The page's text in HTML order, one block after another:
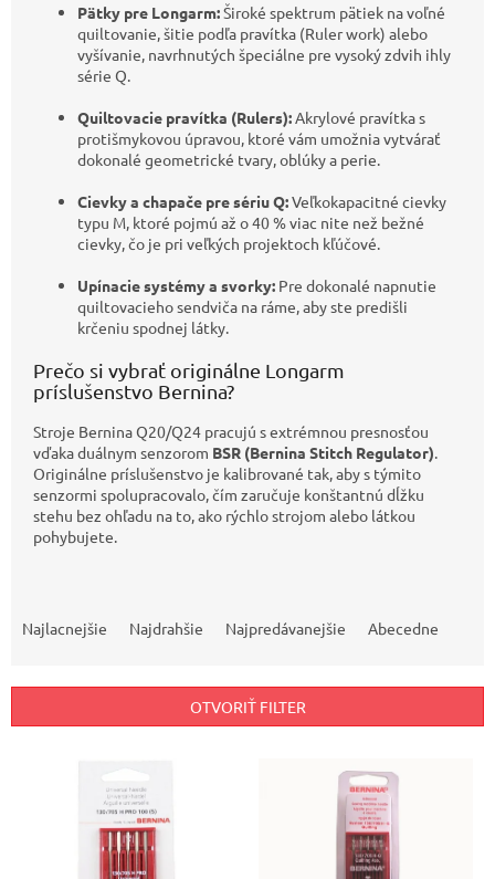
Pätky pre Longarm:Široké spektrum pätiek na voľné
quiltovanie, šitie podľa pravítka (Ruler work) alebo
vyšívanie, navrhnutých špeciálne pre vysoký zdvih ihly
série Q.
Quiltovacie pravítka (Rulers):Akrylové pravítka s
protišmykovou úpravou, ktoré vám umožnia vytvárať
dokonalé geometrické tvary, oblúky a perie.
Cievky a chapače pre sériu Q:Veľkokapacitné cievky
typu M, ktoré pojmú až o 40 % viac nite než bežné
cievky, čo je pri veľkých projektoch kľúčové.
Upínacie systémy a svorky: Pre dokonalé napnutie
quiltovacieho sendviča na ráme, aby ste predišli
krčeniu spodnej látky.
Prečo si vybrať originálne Longarm
príslušenstvo Bernina?
Stroje Bernina Q20/Q24 pracujú s extrémnou presnosťou
vďaka duálnym senzorom BSR (Bernina Stitch Regulator).
Originálne príslušenstvo je kalibrované tak, aby s týmito
senzormi spolupracovalo, čím zaručuje konštantnú dĺžku
stehu bez ohľadu na to, ako rýchlo strojom alebo látkou
pohybujete.
i
Najlacnejšie Najdrahšie Najpredávanejšie Abecedne
OTVORIŤ FILTER